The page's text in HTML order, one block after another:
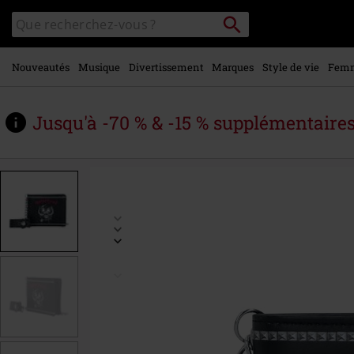
contenu
principal
Rechercher
sur
le
catalogue
Rechercher
Nouveautés Musique Divertissement Marques Style de vie
Jusqu'à -70 % & -15 %
www.large.be/fr/p/warpig/477085St.html